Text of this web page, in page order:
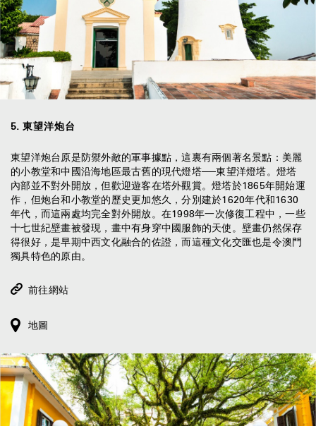
5. 東望洋炮台
東望洋炮台原是防禦外敵的軍事據點，這裏有兩個著名景點：美麗
的小教堂和中國沿海地區最古舊的現代燈塔──東望洋燈塔。燈塔
內部並不對外開放，但歡迎遊客在塔外觀賞。燈塔於1865年開始運
作，但炮台和小教堂的歷史更加悠久，分別建於1620年代和1630
年代，而這兩處均完全對外開放。在1998年一次修復工程中，一些
十七世紀壁畫被發現，畫中有身穿中國服飾的天使。壁畫仍然保存
得很好，是早期中西文化融合的佐證，而這種文化交匯也是令澳門
獨具特色的原由。
前往網站
地圖